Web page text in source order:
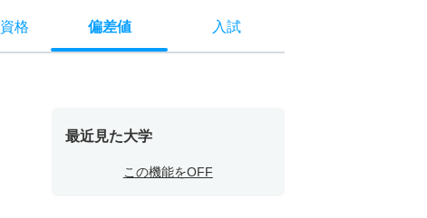
資格 偏差値 入試
最近見た大学
この機能をOFF